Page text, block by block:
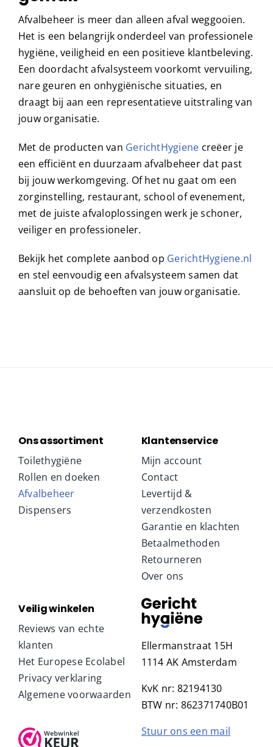
Afvalbeheer is meer dan alleen afval weggooien.
Het is een belangrijk onderdeel van professionele
hygiëne, veiligheid en een positieve klantbeleving.
Een doordacht afvalsysteem voorkomt vervuiling,
nare geuren en onhygiënische situaties, en
draagt bij aan een representatieve uitstraling van
jouw organisatie.
Met de producten van GerichtHygiene creëer je
een efficiënt en duurzaam afvalbeheer dat past
bij jouw werkomgeving. Of het nu gaat om een
zorginstelling, restaurant, school of evenement,
met de juiste afvaloplossingen werk je schoner,
veiliger en professioneler.
Bekijk het complete aanbod op GerichtHygiene.nl
en stel eenvoudig een afvalsysteem samen dat
aansluit op de behoeften van jouw organisatie.
Ons assortiment
Toilethygiëne
Rollen en doeken
Afvalbeheer
Dispensers
Klantenservice
Mijn account
Contact
Levertijd &
verzendkosten
Garantie en klachten
Betaalmethoden
Retourneren
Over ons
Veilig winkelen
Reviews van echte
klanten
Het Europese Ecolabel
Privacy verklaring
Algemene voorwaarden
Ellermanstraat 15H
1114 AK Amsterdam
KvK nr: 82194130
BTW nr: 862371740B01
Stuur ons een mail